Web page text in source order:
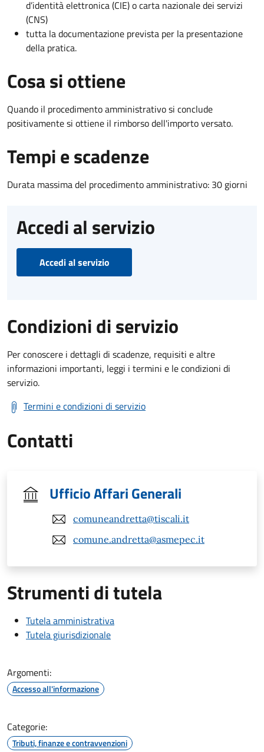
d’identità elettronica (CIE) o carta nazionale dei servizi
(CNS)
tutta la documentazione prevista per la presentazione
della pratica.
Cosa si ottiene
Quando il procedimento amministrativo si conclude
positivamente si ottiene il rimborso dell'importo versato.
Tempi e scadenze
Durata massima del procedimento amministrativo: 30 giorni
Accedi al servizio
Accedi al servizio
Condizioni di servizio
Per conoscere i dettagli di scadenze, requisiti e altre
informazioni importanti, leggi i termini e le condizioni di
servizio.
Termini e condizioni di servizio
Contatti
Ufficio Affari Generali
comuneandretta@tiscali.it
comune.andretta@asmepec.it
Strumenti di tutela
Tutela amministrativa
Tutela giurisdizionale
Argomenti:
Accesso all'informazione
Categorie:
Tributi, finanze e contravvenzioni